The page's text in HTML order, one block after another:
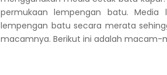
permukaan lempengan batu.
lempengan batu secara merata
macamnya. Berikut ini adalah macam-